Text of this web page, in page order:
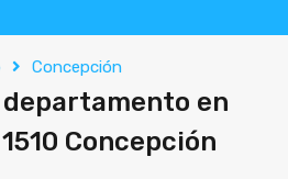
Concepción
en
Concepción